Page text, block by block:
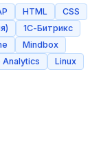
HTML
CSS
1С-Битрикс
Mindbox
Linux